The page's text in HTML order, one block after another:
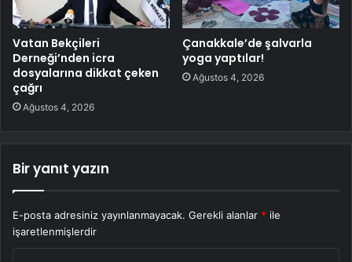
Vatan Bekçileri
Derneği’nden icra
dosyalarına dikkat çeken
çağrı
Ağustos 4, 2026
Çanakkale’de şalvarla
yoga yaptılar!
Ağustos 4, 2026
Bir yanıt yazın
E-posta adresiniz yayınlanmayacak. Gerekli alanlar * ile
işaretlenmişlerdir